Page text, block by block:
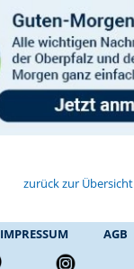
zurück zur Übersicht
IMPRESSUM AGB